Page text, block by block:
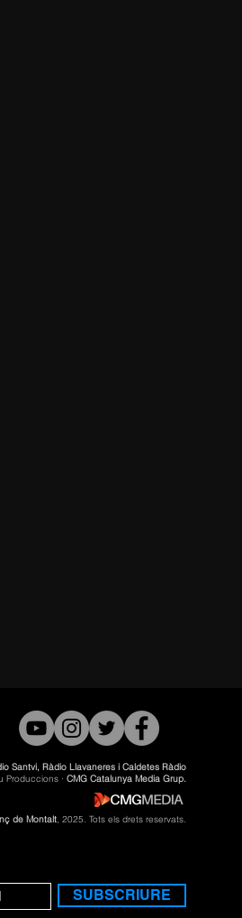
Santvi, Ràdio Llavaneres i Caldetes Ràdio
Produccions · CMG Catalunya Media Grup.
de Montalt, 2025. Tots els drets reservats.
SUBSCRIURE